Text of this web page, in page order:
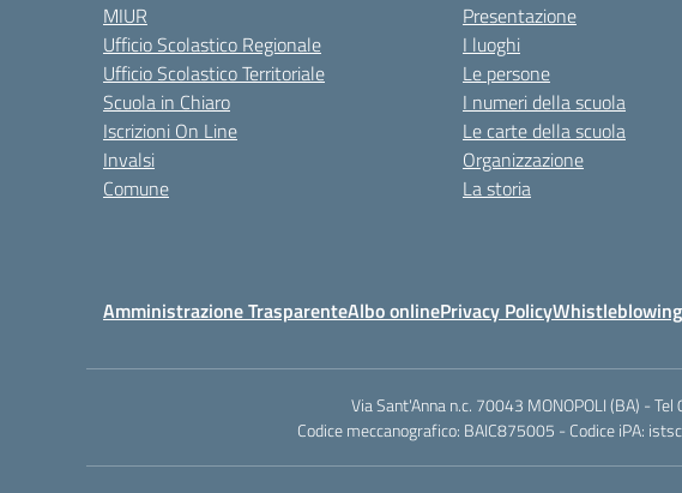
MIUR
Ufficio Scolastico Regionale
Ufficio Scolastico Territoriale
Scuola in Chiaro
Iscrizioni On Line
Invalsi
Comune
Presentazione
I luoghi
Le persone
I numeri della scuola
Le carte della scuola
Organizzazione
La storia
Amministrazione TrasparenteAlbo onlinePrivacy PolicyWhistleblowing
Via Sant'Anna n.c. 70043 MONOPOLI (BA) -
Codice meccanografico: BAIC875005 - Codice iPA: